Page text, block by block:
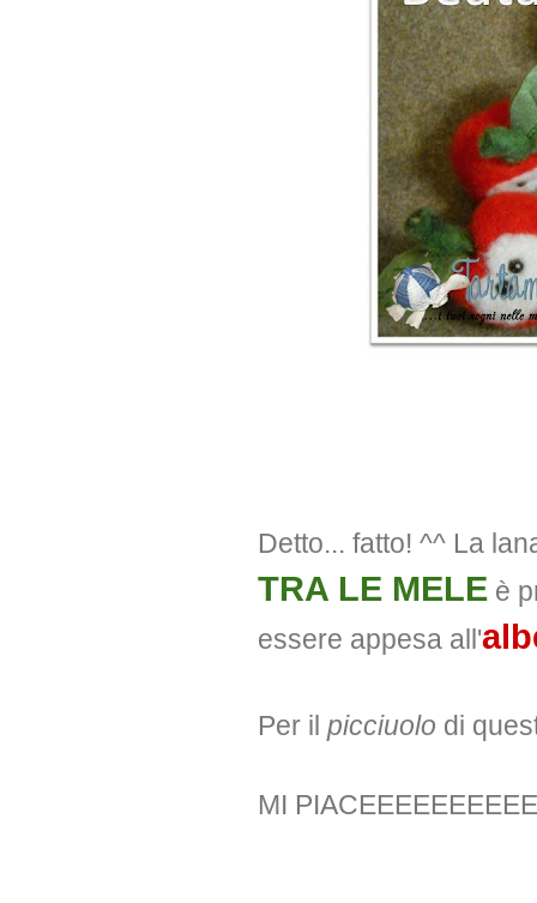
Detto... fatto! ^^ La
TRA LE MELE è
essere appesa all'
Per il picciuolo di
MI